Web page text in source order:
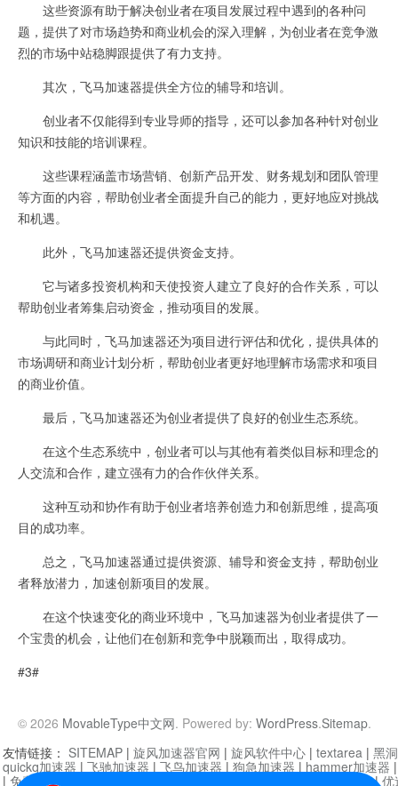
这些资源有助于解决创业者在项目发展过程中遇到的各种问
题，提供了对市场趋势和商业机会的深入理解，为创业者在竞争激
烈的市场中站稳脚跟提供了有力支持。
其次，飞马加速器提供全方位的辅导和培训。
创业者不仅能得到专业导师的指导，还可以参加各种针对创业
知识和技能的培训课程。
这些课程涵盖市场营销、创新产品开发、财务规划和团队管理
等方面的内容，帮助创业者全面提升自己的能力，更好地应对挑战
和机遇。
此外，飞马加速器还提供资金支持。
它与诸多投资机构和天使投资人建立了良好的合作关系，可以
帮助创业者筹集启动资金，推动项目的发展。
与此同时，飞马加速器还为项目进行评估和优化，提供具体的
市场调研和商业计划分析，帮助创业者更好地理解市场需求和项目
的商业价值。
最后，飞马加速器还为创业者提供了良好的创业生态系统。
在这个生态系统中，创业者可以与其他有着类似目标和理念的
人交流和合作，建立强有力的合作伙伴关系。
这种互动和协作有助于创业者培养创造力和创新思维，提高项
目的成功率。
总之，飞马加速器通过提供资源、辅导和资金支持，帮助创业
者释放潜力，加速创新项目的发展。
在这个快速变化的商业环境中，飞马加速器为创业者提供了一
个宝贵的机会，让他们在创新和竞争中脱颖而出，取得成功。
#3#
© 2026 MovableType中文网. Powered by: WordPress.Sitemap.
友情链接： SITEMAP | 旋风加速器官网 | 旋风软件中心 | textarea | 黑
quickq加速器 | 飞驰加速器 | 飞鸟加速器 | 狗急加速器 | hammer加速器
| 免费vqn加速外网 迷雾通|优